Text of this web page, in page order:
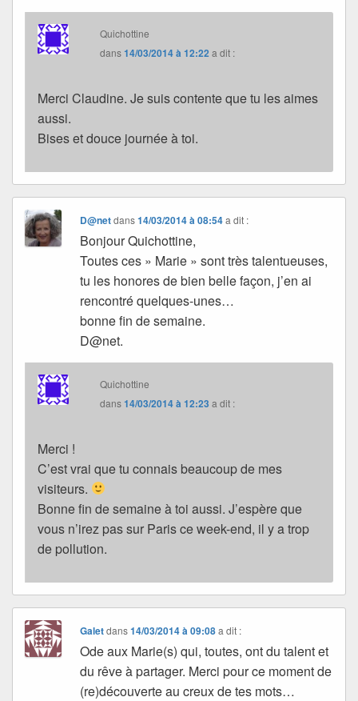
Quichottine
dans14/03/2014 à 12:22 a dit :
Merci Claudine. Je suis contente que tu les aimes
aussi.
Bises et douce journée à toi.
D@netdans14/03/2014 à 08:54 a dit :
Bonjour Quichottine,
Toutes ces » Marie » sont très talentueuses,
tu les honores de bien belle façon, j’en ai
rencontré quelques-unes…
bonne fin de semaine.
D@net.
Quichottine
dans14/03/2014 à 12:23 a dit :
Merci !
C’est vrai que tu connais beaucoup de mes
visiteurs.
Bonne fin de semaine à toi aussi. J’espère que
vous n’irez pas sur Paris ce week-end, il y a trop
de pollution.
Galetdans14/03/2014 à 09:08 a dit :
Ode aux Marie(s) qui, toutes, ont du talent et
du rêve à partager. Merci pour ce moment de
(re)découverte au creux de tes mots…